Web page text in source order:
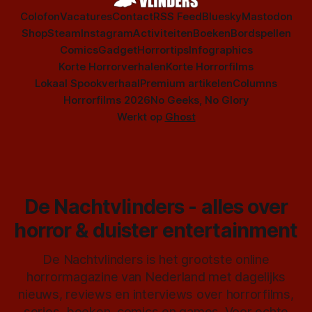
ColofonVacaturesContactRSS FeedBlueskyMastodon
ShopSteamInstagramActiviteitenBoekenBordspellen
ComicsGadgetHorrortipsInfographics
Korte HorrorverhalenKorte Horrorfilms
Lokaal SpookverhaalPremium artikelenColumns
Horrorfilms 2026No Geeks, No Glory
Werkt op Ghost
De Nachtvlinders - alles over
horror & duister entertainment
De Nachtvlinders is het grootste online
horrormagazine van Nederland met dagelijks
nieuws, reviews en interviews over horrorfilms,